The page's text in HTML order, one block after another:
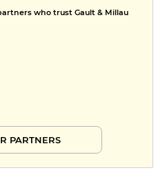
who trust Gault & Millau
PARTNERS